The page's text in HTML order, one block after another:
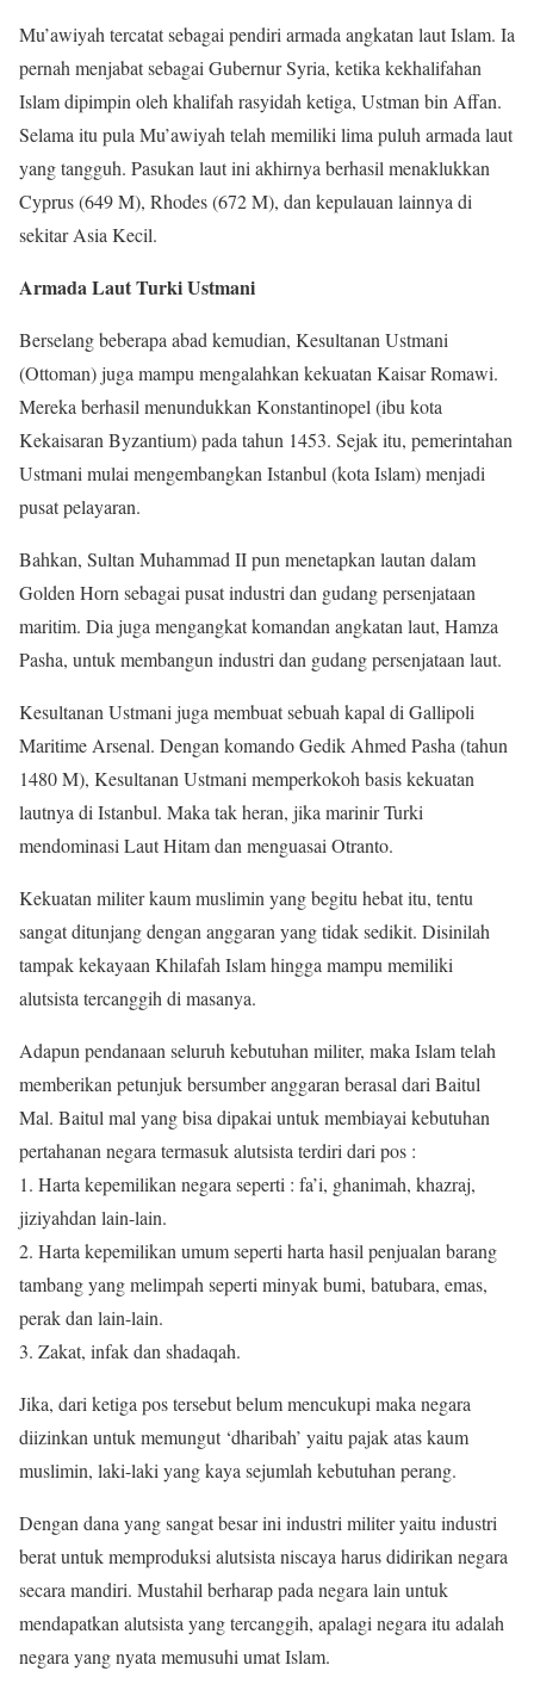
Mu’awiyah tercatat sebagai pendiri armada angkatan laut Islam. Ia
pernah menjabat sebagai Gubernur Syria, ketika kekhalifahan
Islam dipimpin oleh khalifah rasyidah ketiga, Ustman bin Affan.
Selama itu pula Mu’awiyah telah memiliki lima puluh armada laut
yang tangguh. Pasukan laut ini akhirnya berhasil menaklukkan
Cyprus (649 M), Rhodes (672 M), dan kepulauan lainnya di
sekitar Asia Kecil.
Armada Laut Turki Ustmani
Berselang beberapa abad kemudian, Kesultanan Ustmani
(Ottoman) juga mampu mengalahkan kekuatan Kaisar Romawi.
Mereka berhasil menundukkan Konstantinopel (ibu kota
Kekaisaran Byzantium) pada tahun 1453. Sejak itu, pemerintahan
Ustmani mulai mengembangkan Istanbul (kota Islam) menjadi
pusat pelayaran.
Bahkan, Sultan Muhammad II pun menetapkan lautan dalam
Golden Horn sebagai pusat industri dan gudang persenjataan
maritim. Dia juga mengangkat komandan angkatan laut, Hamza
Pasha, untuk membangun industri dan gudang persenjataan laut.
Kesultanan Ustmani juga membuat sebuah kapal di Gallipoli
Maritime Arsenal. Dengan komando Gedik Ahmed Pasha (tahun
1480 M), Kesultanan Ustmani memperkokoh basis kekuatan
lautnya di Istanbul. Maka tak heran, jika marinir Turki
mendominasi Laut Hitam dan menguasai Otranto.
Kekuatan militer kaum muslimin yang begitu hebat itu, tentu
sangat ditunjang dengan anggaran yang tidak sedikit. Disinilah
tampak kekayaan Khilafah Islam hingga mampu memiliki
alutsista tercanggih di masanya.
Adapun pendanaan seluruh kebutuhan militer, maka Islam telah
memberikan petunjuk bersumber anggaran berasal dari Baitul
Mal. Baitul mal yang bisa dipakai untuk membiayai kebutuhan
pertahanan negara termasuk alutsista terdiri dari pos :
1. Harta kepemilikan negara seperti : fa’i, ghanimah, khazraj,
jiziyahdan lain-lain.
2. Harta kepemilikan umum seperti harta hasil penjualan barang
tambang yang melimpah seperti minyak bumi, batubara, emas,
perak dan lain-lain.
3. Zakat, infak dan shadaqah.
Jika, dari ketiga pos tersebut belum mencukupi maka negara
diizinkan untuk memungut ‘dharibah’ yaitu pajak atas kaum
muslimin, laki-laki yang kaya sejumlah kebutuhan perang.
Dengan dana yang sangat besar ini industri militer yaitu industri
berat untuk memproduksi alutsista niscaya harus didirikan negara
secara mandiri. Mustahil berharap pada negara lain untuk
mendapatkan alutsista yang tercanggih, apalagi negara itu adalah
negara yang nyata memusuhi umat Islam.